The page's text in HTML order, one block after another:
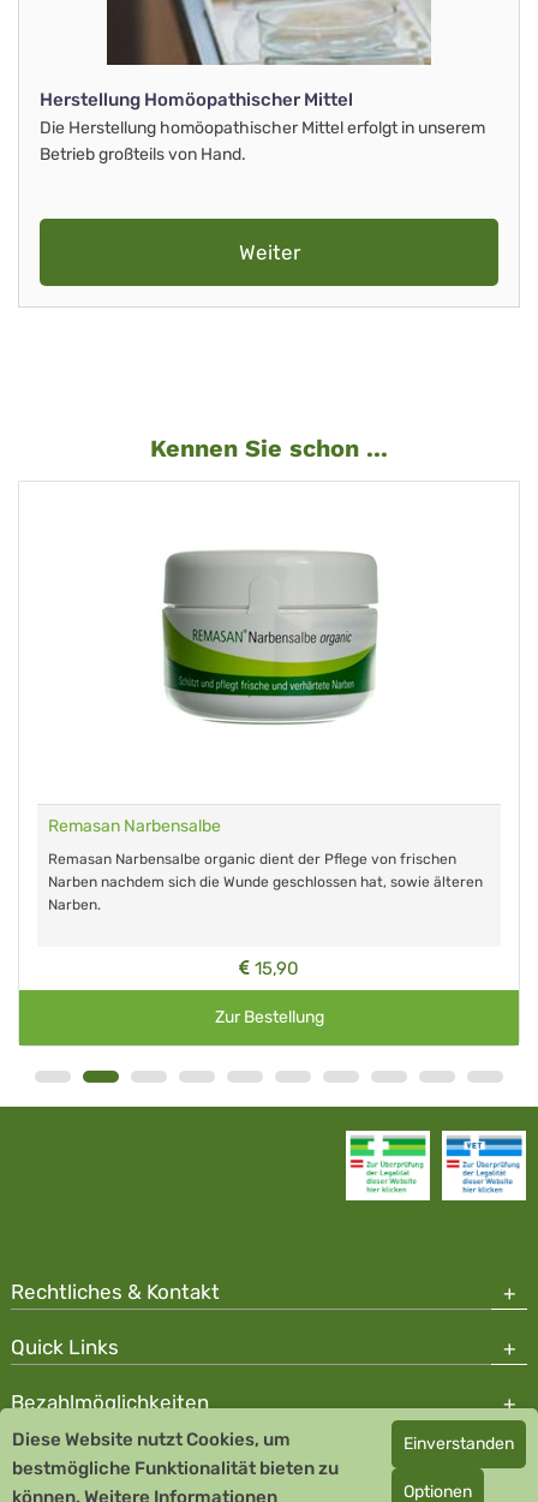
Herstellung Homöopathischer Mittel
Die Herstellung homöopathischer Mittel erfolgt in unserem
Betrieb großteils von Hand.
Weiter
Kennen Sie schon ...
Remasan Narbensalbe
Remasan Narbensalbe organic dient der Pflege von frischen
Narben nachdem sich die Wunde geschlossen hat, sowie älteren
Narben.
15,90
Zur Bestellung
Rechtliches & Kontakt
Quick Links
Bezahlmöglichkeiten
Copyright © 2026 Team Santé Salvator Apotheke - GDP zertifiziert
Remedia Homöopathie GmbH GMP zertifizierter Arzneihersteller
Diese Website nutzt Cookies, um
bestmögliche Funktionalität bieten zu
können. Weitere Informationen
Einverstanden
Optionen